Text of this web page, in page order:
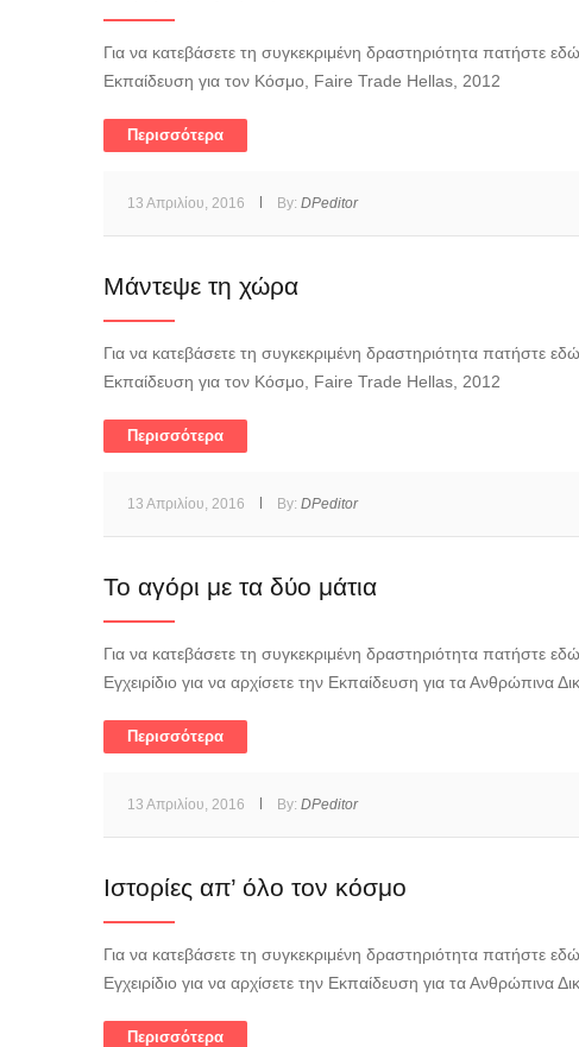
Για να κατεβάσετε τη συγκεκριμένη δραστηριότητα πατήστε
Εκπαίδευση για τον Κόσμο, Faire Trade Hellas, 2012
Περισσότερα
13 Απριλίου, 2016 By: DPeditor
Μάντεψε τη χώρα
Για να κατεβάσετε τη συγκεκριμένη δραστηριότητα πατήστε
Εκπαίδευση για τον Κόσμο, Faire Trade Hellas, 2012
Περισσότερα
13 Απριλίου, 2016 By: DPeditor
Το αγόρι με τα δύο μάτια
Για να κατεβάσετε τη συγκεκριμένη δραστηριότητα πατήστε
Εγχειρίδιο για να αρχίσετε την Εκπαίδευση για τα Ανθρώπινα
Περισσότερα
13 Απριλίου, 2016 By: DPeditor
Ιστορίες απ’ όλο τον κόσμο
Για να κατεβάσετε τη συγκεκριμένη δραστηριότητα πατήστε
Εγχειρίδιο για να αρχίσετε την Εκπαίδευση για τα Ανθρώπινα
Περισσότερα